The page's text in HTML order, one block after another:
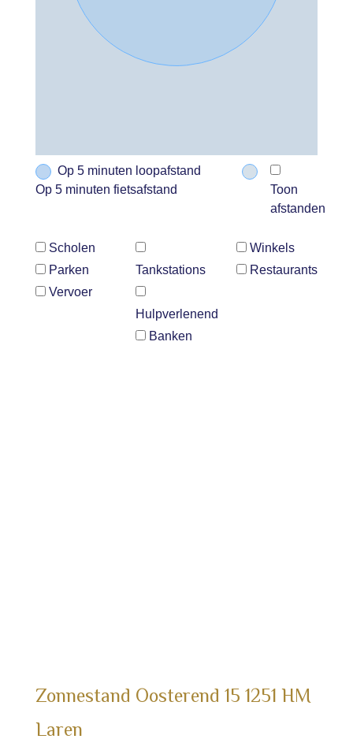
Op 5 minuten loopafstand
Op 5 minuten fietsafstand
Toon
afstanden
Scholen
Parken
Vervoer
Tankstations
Hulpverlenend
Banken
Winkels
Restaurants
Zonnestand Oosterend 15 1251 HM
Laren